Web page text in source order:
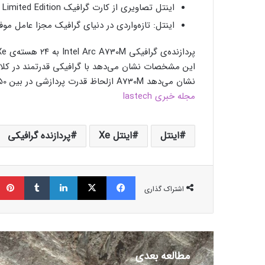
اینتل تصاویری از کارت گرافیک Arc Limited Edition را منتشر کرد
اینتل: تازه‌واردی در دنیای گرافیک مجزا عامل
پردازنده‌ی گرافیکی
این مشخصات نشان می‌دهد با گرافیکی قدرتمند در
نشان می‌دهد A730M ازلحاظ قدرت پردازشی در بین GeForce RTX 3050 و GeForce RTX 3060 قرار می‌گیرد.
مجله خبری lastech
اینتل اینتل Xe پردازنده گرافیکی
اشتراک گذاری
فیسبوک ایکس لینکداین تامبلر
مطالعه بعدی